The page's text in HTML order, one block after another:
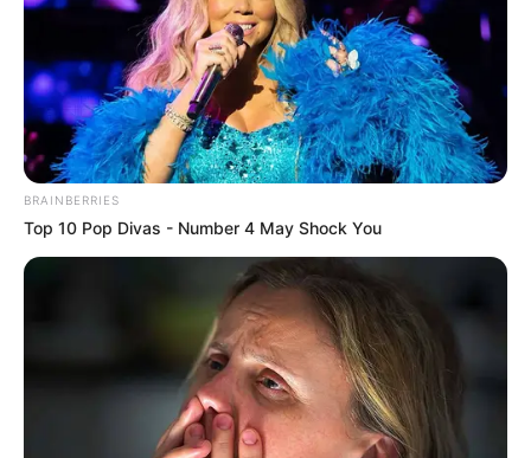
BRAINBERRIES
Top 10 Pop Divas - Number 4 May Shock You